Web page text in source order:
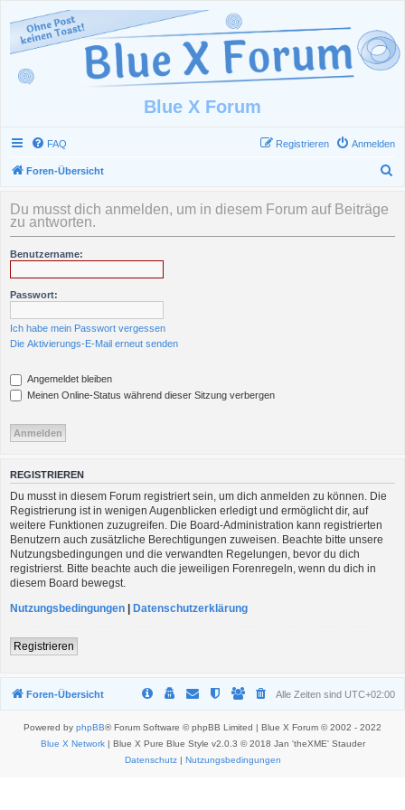
Blue X Forum
FAQ Anmelden
Registrieren
Foren-Übersicht
h
Du musst dich anmelden, um in diesem Forum auf Beiträge
zu antworten.
Benutzername:
Passwort:
Ich habe mein Passwort vergessen
Die Aktivierungs-E-Mail erneut senden
Angemeldet bleiben
Meinen Online-Status während dieser Sitzung verbergen
REGISTRIEREN
Du musst in diesem Forum registriert sein, um dich anmelden zu können. Die
Registrierung ist in wenigen Augenblicken erledigt und ermöglicht dir, auf
weitere Funktionen zuzugreifen. Die Board-Administration kann registrierten
Benutzern auch zusätzliche Berechtigungen zuweisen. Beachte bitte unsere
Nutzungsbedingungen und die verwandten Regelungen, bevor du dich
registrierst. Bitte beachte auch die jeweiligen Forenregeln, wenn du dich in
diesem Board bewegst.
Nutzungsbedingungen | Datenschutzerklärung
Registrieren
Foren-Übersicht Alle Zeiten sind UTC+02:00
Powered by phpBB® Forum Software © phpBB Limited | Blue X Forum © 2002 - 2022
Blue X Network| Blue X Pure Blue Style v2.0.3 © 2018 Jan 'theXME' Stauder
Datenschutz| Nutzungsbedingungen